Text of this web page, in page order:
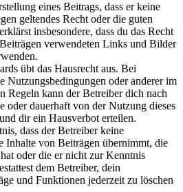
eines Beitrags, dass er keine
geltendes Recht oder die guten
insbesondere, dass du das Recht
verwendeten Links und Bilder
übt das Hausrecht aus. Bei
Nutzungsbedingungen oder anderer im
Regeln kann der Betreiber dich nach
oder dauerhaft von der Nutzung dieses
dir ein Hausverbot erteilen.
dass der Betreiber keine
Inhalte von Beiträgen übernimmt, die
oder die er nicht zur Kenntnis
dem Betreiber, dein
und Funktionen jederzeit zu löschen